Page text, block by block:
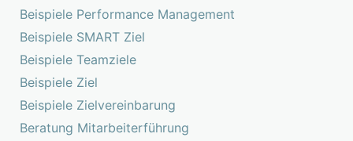
Beispiele Performance Management
Beispiele SMART Ziel
Beispiele Teamziele
Beispiele Ziel
Beispiele Zielvereinbarung
Beratung Mitarbeiterführung